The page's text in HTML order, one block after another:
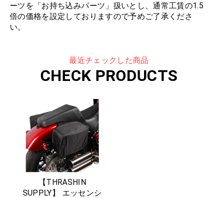
ーツを「お持ち込みパーツ」扱いとし、通常工賃の1.5
倍の価格を設定しておりますので予めご了承くださ
い。
最近チェックした商品
CHECK PRODUCTS
【THRASHIN
SUPPLY】 エッセンシ